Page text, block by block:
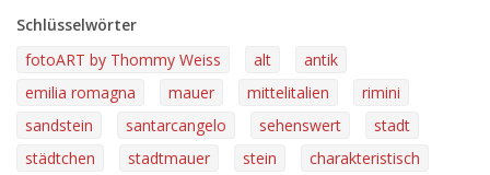
Schlüsselwörter
fotoART by Thommy Weiss
alt
antik
emilia romagna
mauer mittelitalien
rimini
sandstein
santarcangelo sehenswert
stadt
städtchen
stadtmauer stein
charakteristisch